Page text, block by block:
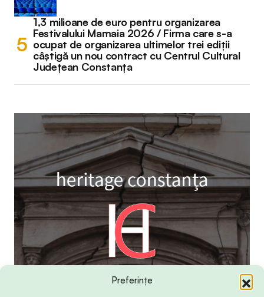
Preferințe
1,3 milioane de euro pentru organizarea
Festivalului Mamaia 2026 / Firma care s-a
ocupat de organizarea ultimelor trei ediții
câștigă un nou contract cu Centrul Cultural
Județean Constanța